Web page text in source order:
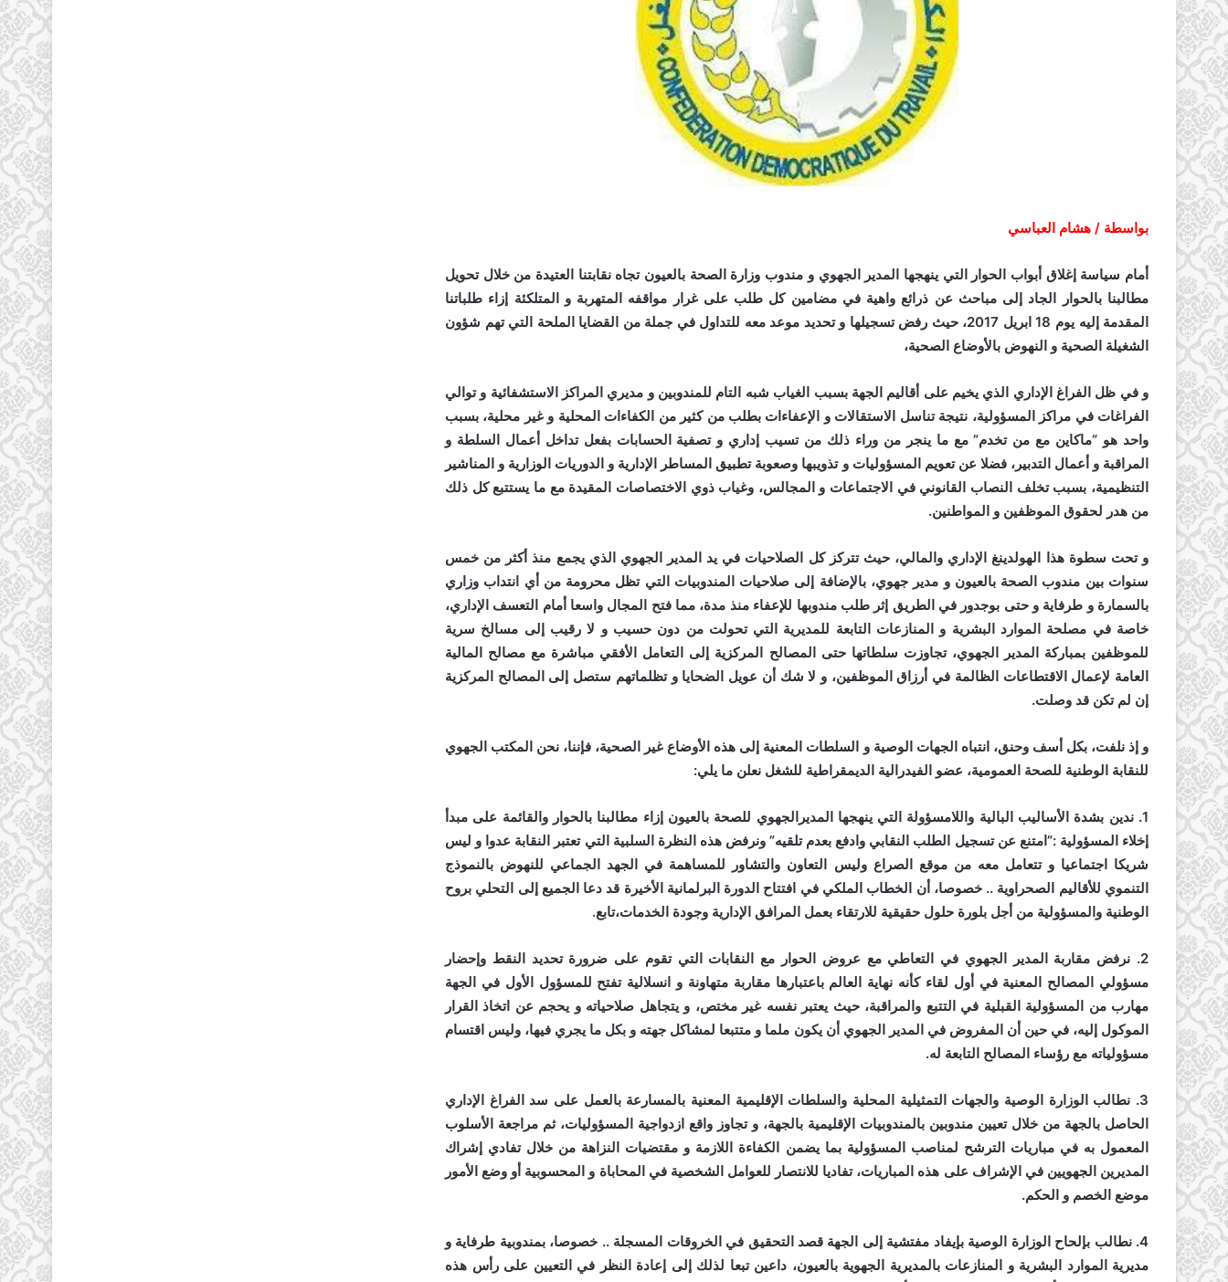
بواسطة / هشام العباسي
أمام سياسة إغلاق أبواب الحوار التي ينهجها المدير الجهوي و مندوب وزارة الصحة بالعيون تجاه نقابتنا العتيدة من خلال تحويل
مطالبنا بالحوار الجاد إلى مباحث عن ذرائع واهية في مضامين كل طلب على غرار مواقفه المتهربة و المتلكئة إزاء طلباتنا
المقدمة إليه يوم 18 ابريل 2017، حيث رفض تسجيلها و تحديد موعد معه للتداول في جملة من القضايا الملحة التي تهم شؤون
الشغيلة الصحية و النهوض بالأوضاع الصحية،
و في ظل الفراغ الإداري الذي يخيم على أقاليم الجهة بسبب الغياب شبه التام للمندوبين و مديري المراكز الاستشفائية و توالي
الفراغات في مراكز المسؤولية، نتيجة تناسل الاستقالات و الإعفاءات بطلب من كثير من الكفاءات المحلية و غير محلية، بسبب
واحد هو “ماكاين مع من تخدم” مع ما ينجر من وراء ذلك من تسيب إداري و تصفية الحسابات بفعل تداخل أعمال السلطة و
المراقبة و أعمال التدبير، فضلا عن تعويم المسؤوليات و تذويبها وصعوبة تطبيق المساطر الإدارية و الدوريات الوزارية و المناشير
التنظيمية، بسبب تخلف النصاب القانوني في الاجتماعات و المجالس، وغياب ذوي الاختصاصات المقيدة مع ما يستتبع كل ذلك
من هدر لحقوق الموظفين و المواطنين.
و تحت سطوة هذا الهولدينغ الإداري والمالي، حيث تتركز كل الصلاحيات في يد المدير الجهوي الذي يجمع منذ أكثر من خمس
سنوات بين مندوب الصحة بالعيون و مدير جهوي، بالإضافة إلى صلاحيات المندوبيات التي تظل محرومة من أي انتداب وزاري
بالسمارة و طرفاية و حتى بوجدور في الطريق إثر طلب مندوبها للإعفاء منذ مدة، مما فتح المجال واسعا أمام التعسف الإداري،
خاصة في مصلحة الموارد البشرية و المنازعات التابعة للمديرية التي تحولت من دون حسيب و لا رقيب إلى مسالخ سرية
للموظفين بمباركة المدير الجهوي، تجاوزت سلطاتها حتى المصالح المركزية إلى التعامل الأفقي مباشرة مع مصالح المالية
العامة لإعمال الاقتطاعات الظالمة في أرزاق الموظفين، و لا شك أن عويل الضحايا و تظلماتهم ستصل إلى المصالح المركزية
إن لم تكن قد وصلت.
و إذ نلفت، بكل أسف وحنق، انتباه الجهات الوصية و السلطات المعنية إلى هذه الأوضاع غير الصحية، فإننا، نحن المكتب الجهوي
للنقابة الوطنية للصحة العمومية، عضو الفيدرالية الديمقراطية للشغل نعلن ما يلي:
1. ندين بشدة الأساليب البالية واللامسؤولة التي ينهجها المديرالجهوي للصحة بالعيون إزاء مطالبنا بالحوار والقائمة على مبدأ
إخلاء المسؤولية :”امتنع عن تسجيل الطلب النقابي وادفع بعدم تلقيه” ونرفض هذه النظرة السلبية التي تعتبر النقابة عدوا و ليس
شريكا اجتماعيا و تتعامل معه من موقع الصراع وليس التعاون والتشاور للمساهمة في الجهد الجماعي للنهوض بالنموذج
التنموي للأقاليم الصحراوية .. خصوصا، أن الخطاب الملكي في افتتاح الدورة البرلمانية الأخيرة قد دعا الجميع إلى التحلي بروح
الوطنية والمسؤولية من أجل بلورة حلول حقيقية للارتقاء بعمل المرافق الإدارية وجودة الخدمات،تابع.
2. نرفض مقاربة المدير الجهوي في التعاطي مع عروض الحوار مع النقابات التي تقوم على ضرورة تحديد النقط وإحضار
مسؤولي المصالح المعنية في أول لقاء كأنه نهاية العالم باعتبارها مقاربة متهاونة و انسلالية تفتح للمسؤول الأول في الجهة
مهارب من المسؤولية القبلية في التتبع والمراقبة، حيث يعتبر نفسه غير مختص، و يتجاهل صلاحياته و يحجم عن اتخاذ القرار
الموكول إليه، في حين أن المفروض في المدير الجهوي أن يكون ملما و متتبعا لمشاكل جهته و بكل ما يجري فيها، وليس اقتسام
مسؤولياته مع رؤساء المصالح التابعة له.
3. نطالب الوزارة الوصية والجهات التمثيلية المحلية والسلطات الإقليمية المعنية بالمسارعة بالعمل على سد الفراغ الإداري
الحاصل بالجهة من خلال تعيين مندوبين بالمندوبيات الإقليمية بالجهة، و تجاوز واقع ازدواجية المسؤوليات، ثم مراجعة الأسلوب
المعمول به في مباريات الترشح لمناصب المسؤولية بما يضمن الكفاءة اللازمة و مقتضيات النزاهة من خلال تفادي إشراك
المديرين الجهويين في الإشراف على هذه المباريات، تفاديا للانتصار للعوامل الشخصية في المحاباة و المحسوبية أو وضع الأمور
موضع الخصم و الحكم.
4. نطالب بإلحاح الوزارة الوصية بإيفاد مفتشية إلى الجهة قصد التحقيق في الخروقات المسجلة .. خصوصا، بمندوبية طرفاية و
مديرية الموارد البشرية و المنازعات بالمديرية الجهوية بالعيون، داعين تبعا لذلك إلى إعادة النظر في التعيين على رأس هذه